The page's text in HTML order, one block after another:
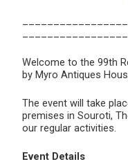
Welcome to the 99th
by Myro Antiques
The event will take
premises in Souroti,
our regular activities.
Event Details